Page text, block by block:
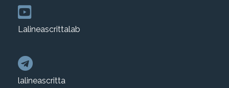
Lalineascrittalab
lalineascritta